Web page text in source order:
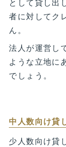
として貸し出
者に対してク
ん。
法人が運営し
ような立地に
でしょう。
中人数向け貸
少人数向け貸